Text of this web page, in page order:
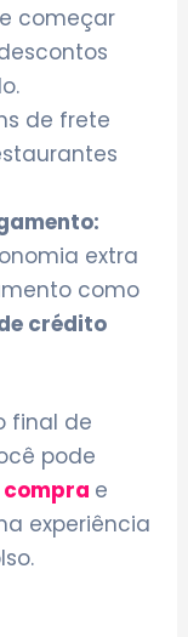
começar
de frete
extra
como
crédito
final de
pode
e
experiência